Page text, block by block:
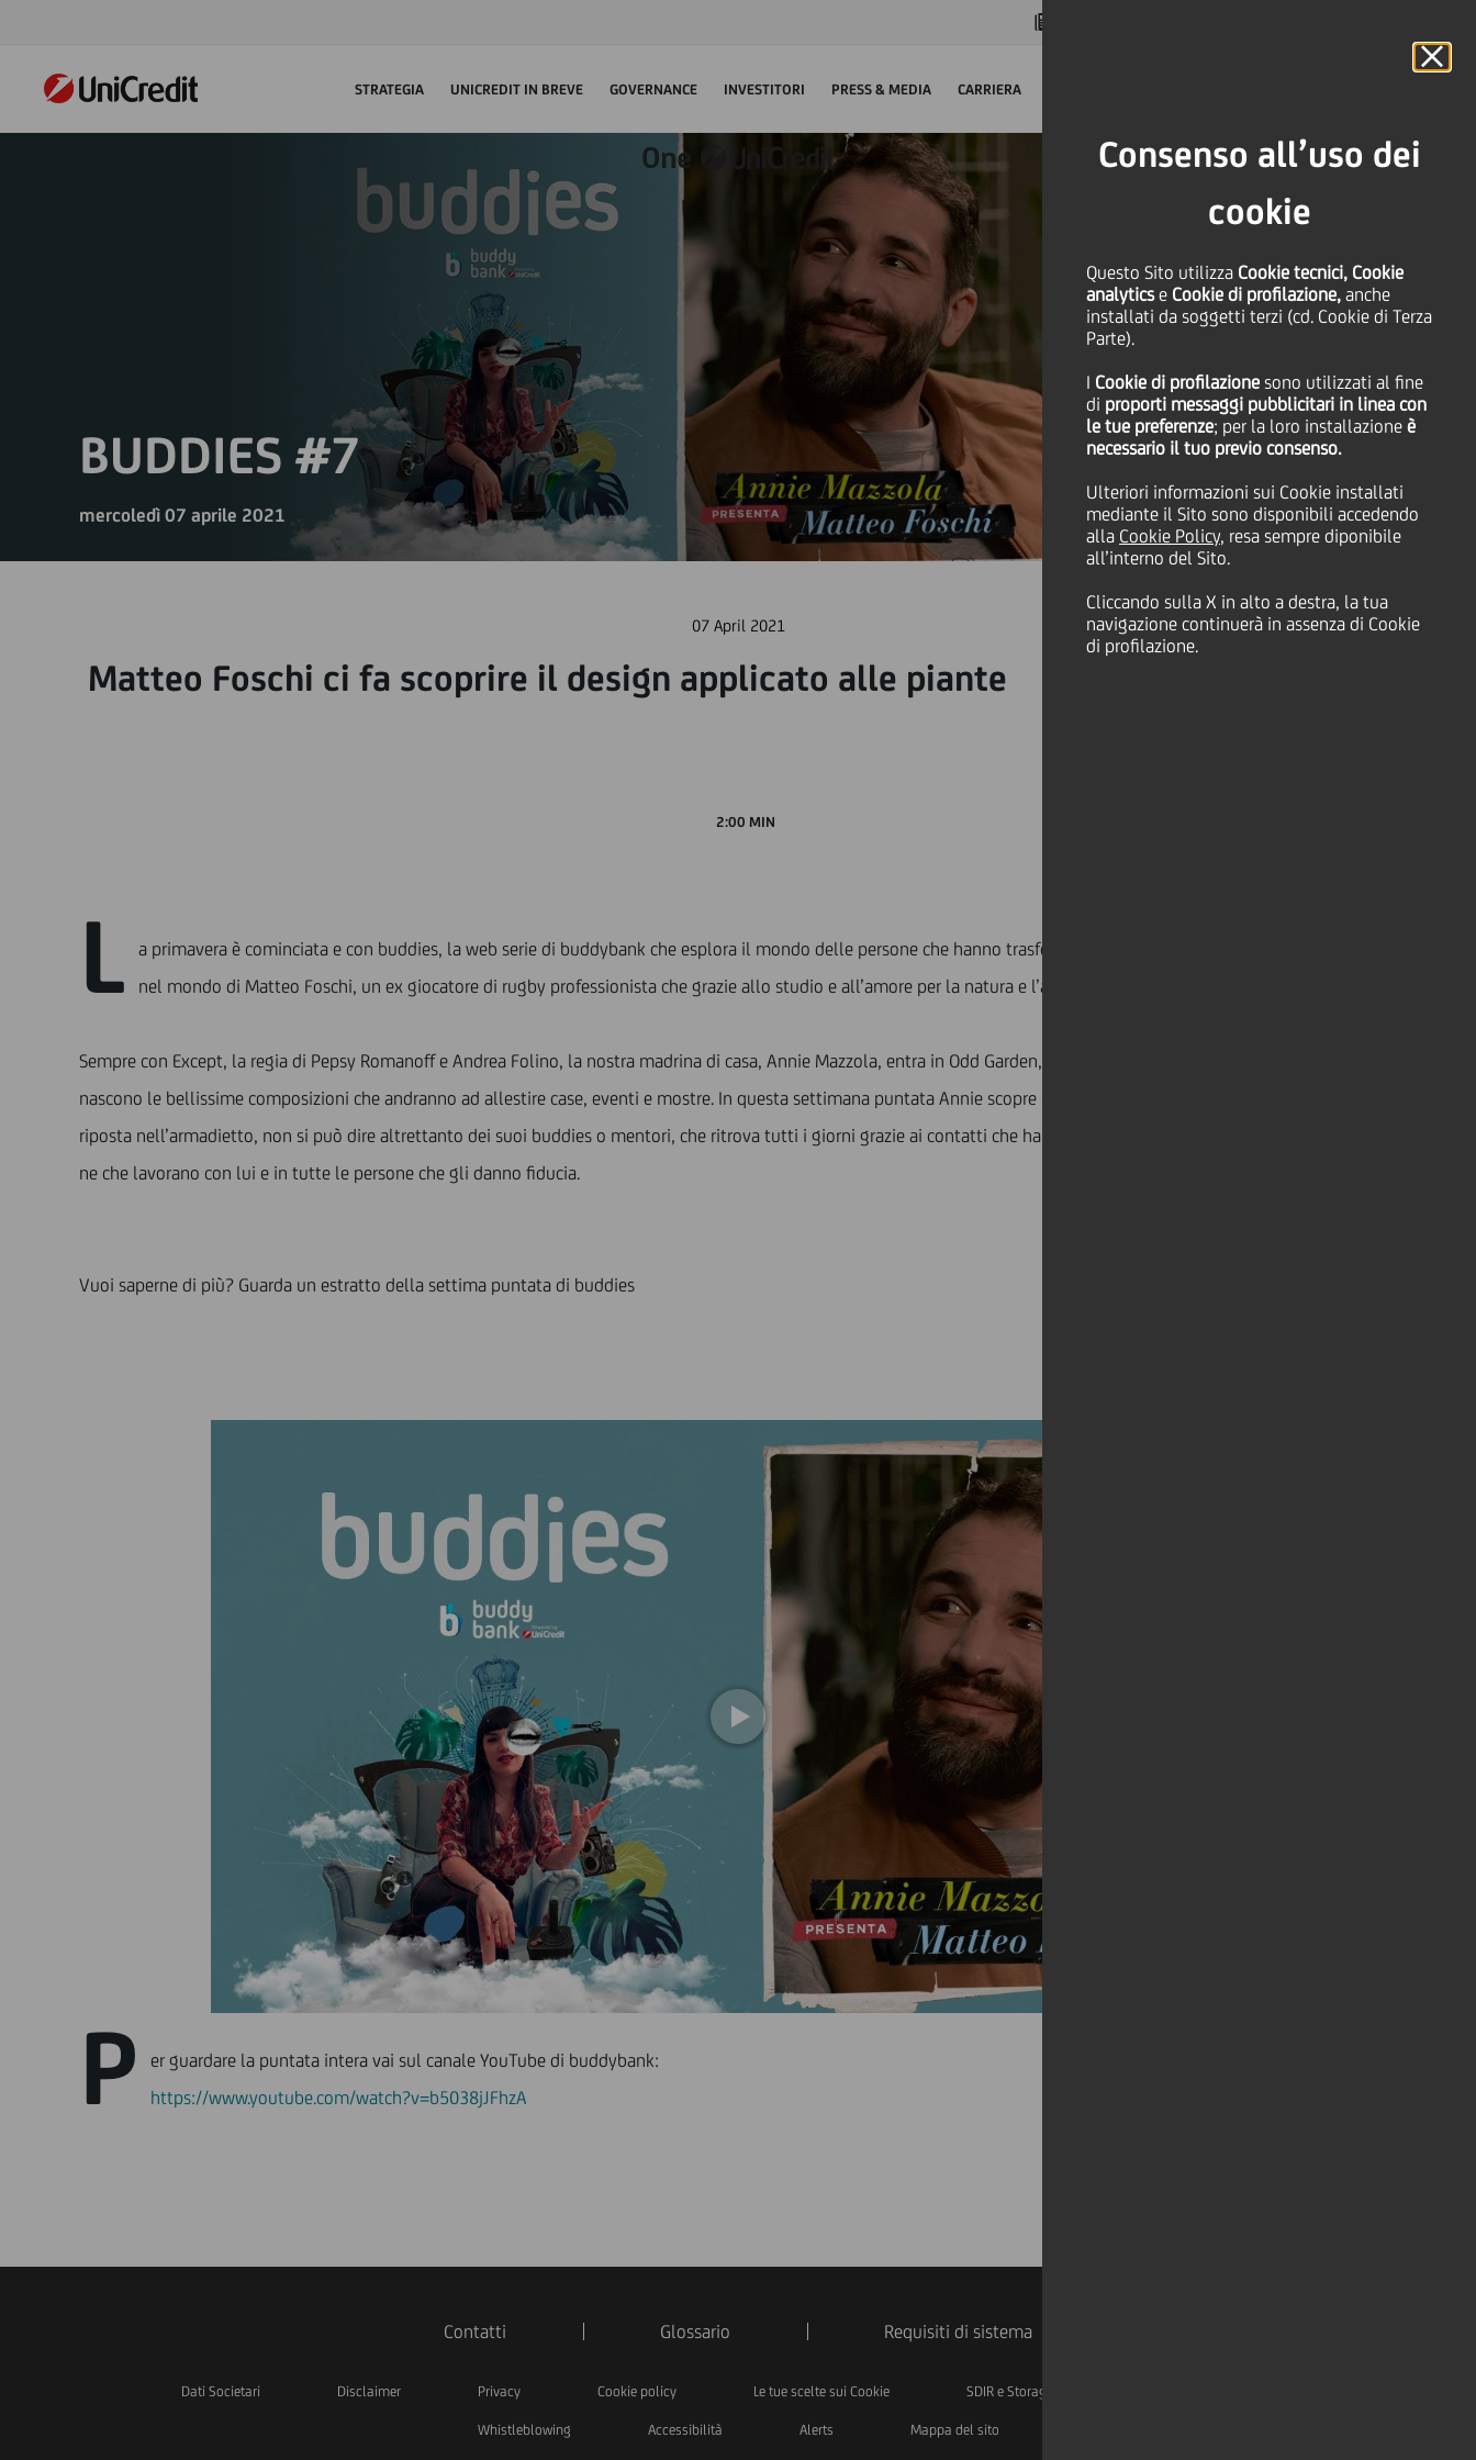
STRATEGIA UNICREDIT IN BREVE GOVERNANCE INVESTITORI PRESS & MEDIA CARRIERA
Consenso all’uso dei
cookie
Questo Sito utilizza Cookie tecnici, Cookie
analyticse Cookie di profilazione, anche
installati da soggetti terzi (cd. Cookie di Terza
Parte).
I Cookie di profilazione sono utilizzati al fine
di proporti messaggi pubblicitari in linea con
le tue preferenze; per la loro installazione è
necessario il tuo previo consenso.
Ulteriori informazioni sui Cookie installati
mediante il Sito sono disponibili accedendo
alla Cookie Policy, resa sempre diponibile
all’interno del Sito.
Cliccando sulla X in alto a destra, la tua
navigazione continuerà in assenza di Cookie
di profilazione.
BUDDIES #7
mercoledì 07 aprile 2021
07 April 2021
Matteo Foschi ci fa scoprire il design applicato alle piante
2:00 MIN
L
a primavera è cominciata e con buddies, la web serie di buddybank che esplora il mondo delle persone che hanno trasformato la loro passione in un lavoro, entriamo
nel mondo di Matteo Foschi, un ex giocatore di rugby professionista che grazie allo studio e all’amore per la natura e l’arte si è reinventato designer di giardini.
Sempre con Except, la regia di Pepsy Romanoff e Andrea Folino, la nostra madrina di casa, Annie Mazzola, entra in Odd Garden, l’ufficio-studio milanese di Matteo dove
nascono le bellissime composizioni che andranno ad allestire case, eventi e mostre. In questa settimana puntata Annie scopre subito che se la divisa del rugbista è stata
riposta nell’armadietto, non si può dire altrettanto dei suoi buddies o mentori, che ritrova tutti i giorni grazie ai contatti che ha creato nello sport, nelle persoddies:
ne che lavorano con lui e in tutte le persone che gli danno fiducia.
Vuoi saperne di più? Guarda un estratto della settima puntata di buddies
P
er guardare la puntata intera vai sul canale YouTube di buddybank:
https://www.youtube.com/watch?v=b5038jJFhzA
Contatti Glossario Requisiti di sistema
Dati Societari Disclaimer Privacy Cookie policy Le tue scelte sui Cookie SDIR e Storage
Whistleblowing Accessibilità Alerts Mappa del sito